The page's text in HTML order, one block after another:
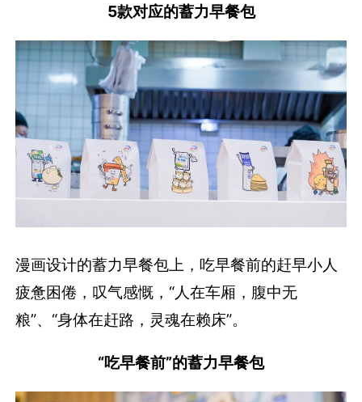
5款对应的蓄力早餐包
漫画设计的蓄力早餐包上，吃早餐前的赶早小人
疲惫困倦，叹气感慨，“人在车厢，腹中无
粮”、“身体在赶路，灵魂在赖床”。
“吃早餐前”的蓄力早餐包